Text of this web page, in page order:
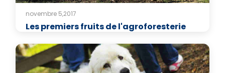
novembre 5,2017
Les premiers fruits de l'agroforesterie